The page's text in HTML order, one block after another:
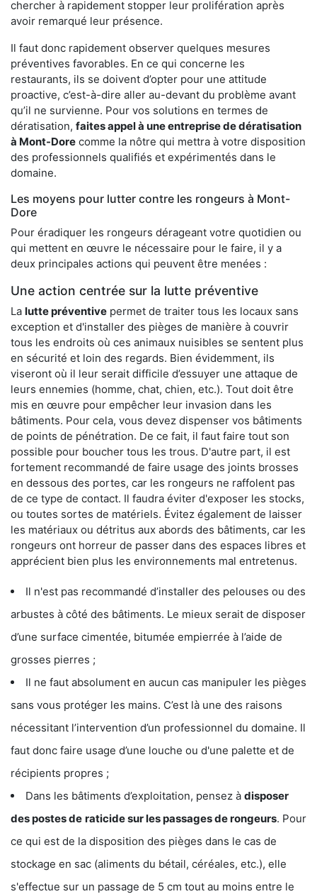
chercher à rapidement stopper leur prolifération après
avoir remarqué leur présence.
Il faut donc rapidement observer quelques mesures
préventives favorables. En ce qui concerne les
restaurants, ils se doivent d’opter pour une attitude
proactive, c’est-à-dire aller au-devant du problème avant
qu’il ne survienne. Pour vos solutions en termes de
dératisation, faites appel à une entreprise de dératisation
à Mont-Dore comme la nôtre qui mettra à votre disposition
des professionnels qualifiés et expérimentés dans le
domaine.
Les moyens pour lutter contre les rongeurs à Mont-
Dore
Pour éradiquer les rongeurs dérageant votre quotidien ou
qui mettent en œuvre le nécessaire pour le faire, il y a
deux principales actions qui peuvent être menées :
Une action centrée sur la lutte préventive
La lutte préventive permet de traiter tous les locaux sans
exception et d'installer des pièges de manière à couvrir
tous les endroits où ces animaux nuisibles se sentent plus
en sécurité et loin des regards. Bien évidemment, ils
viseront où il leur serait difficile d’essuyer une attaque de
leurs ennemies (homme, chat, chien, etc.). Tout doit être
mis en œuvre pour empêcher leur invasion dans les
bâtiments. Pour cela, vous devez dispenser vos bâtiments
de points de pénétration. De ce fait, il faut faire tout son
possible pour boucher tous les trous. D'autre part, il est
fortement recommandé de faire usage des joints brosses
en dessous des portes, car les rongeurs ne raffolent pas
de ce type de contact. Il faudra éviter d'exposer les stocks,
ou toutes sortes de matériels. Évitez également de laisser
les matériaux ou détritus aux abords des bâtiments, car les
rongeurs ont horreur de passer dans des espaces libres et
apprécient bien plus les environnements mal entretenus.
Il n'est pas recommandé d’installer des pelouses ou des
arbustes à côté des bâtiments. Le mieux serait de disposer
d’une surface cimentée, bitumée empierrée à l’aide de
grosses pierres ;
Il ne faut absolument en aucun cas manipuler les pièges
sans vous protéger les mains. C’est là une des raisons
nécessitant l’intervention d’un professionnel du domaine. Il
faut donc faire usage d’une louche ou d'une palette et de
récipients propres ;
Dans les bâtiments d’exploitation, pensez à disposer
des postes de raticide sur les passages de rongeurs. Pour
ce qui est de la disposition des pièges dans le cas de
stockage en sac (aliments du bétail, céréales, etc.), elle
s'effectue sur un passage de 5 cm tout au moins entre le